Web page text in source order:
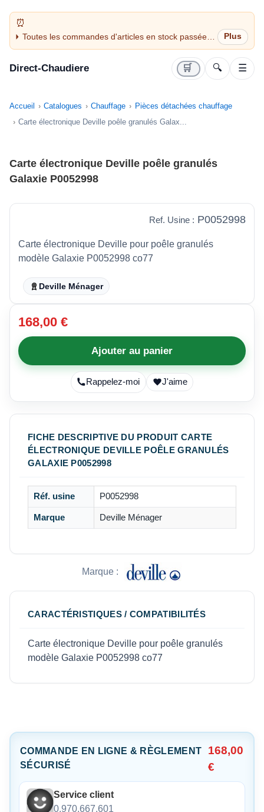
Toutes les commandes d'articles en stock passées
avant 14H sont expédiées le jour même (jours
Direct-Chaudiere 🛒 🔍 ☰
Accueil Catalogues Chauffage
Pièces détachées chauffage
Carte électronique Deville poêle granulés Galax...
Carte électronique Deville poêle granulés
Galaxie P0052998
Ref. Usine : P0052998
Carte électronique Deville pour poêle granulés
modèle Galaxie P0052998 co77
Deville Ménager
168,00 €
Ajouter au panier
Rappelez-moi J'aime
FICHE DESCRIPTIVE DU PRODUIT CARTE
ÉLECTRONIQUE DEVILLE POÊLE GRANULÉS
GALAXIE P0052998
Réf. usine P0052998
Marque Deville Ménager
Marque :
CARACTÉRISTIQUES / COMPATIBILITÉS
Carte électronique Deville pour poêle granulés
modèle Galaxie P0052998 co77
COMMANDE EN LIGNE & RÈGLEMENT
SÉCURISÉ
168,00
€
Service client
0.970.667.601